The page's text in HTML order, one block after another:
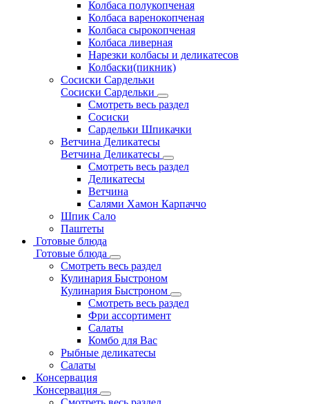
Колбаса полукопченая
Колбаса варенокопченая
Колбаса сырокопченая
Колбаса ливерная
Нарезки колбасы и деликатесов
Колбаски(пикник)
Сосиски Сардельки
Сосиски Сардельки
Смотреть весь раздел
Сосиски
Сардельки Шпикачки
Ветчина Деликатесы
Ветчина Деликатесы
Смотреть весь раздел
Деликатесы
Ветчина
Салями Хамон Карпаччо
Шпик Сало
Паштеты
Готовые блюда
Готовые блюда
Смотреть весь раздел
Кулинария Быстроном
Кулинария Быстроном
Смотреть весь раздел
Фри ассортимент
Салаты
Комбо для Вас
Рыбные деликатесы
Салаты
Консервация
Консервация